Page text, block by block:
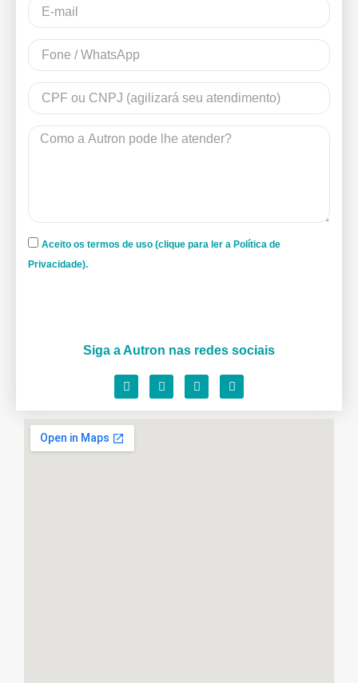
Aceito os termos de uso (clique para ler a Política de
Privacidade).
Siga a Autron nas redes sociais